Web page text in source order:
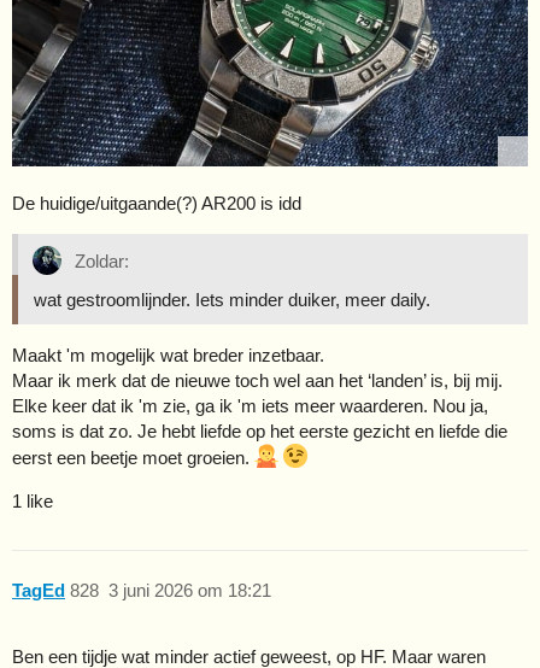
De huidige/uitgaande(?) AR200 is idd
Zoldar:
wat gestroomlijnder. Iets minder duiker, meer daily.
Maakt 'm mogelijk wat breder inzetbaar.
Maar ik merk dat de nieuwe toch wel aan het ‘landen’ is, bij mij.
Elke keer dat ik 'm zie, ga ik 'm iets meer waarderen. Nou ja,
soms is dat zo. Je hebt liefde op het eerste gezicht en liefde die
eerst een beetje moet groeien.
1 like
TagEd 3 juni 2026 om 18:21
828
Ben een tijdje wat minder actief geweest, op HF. Maar waren